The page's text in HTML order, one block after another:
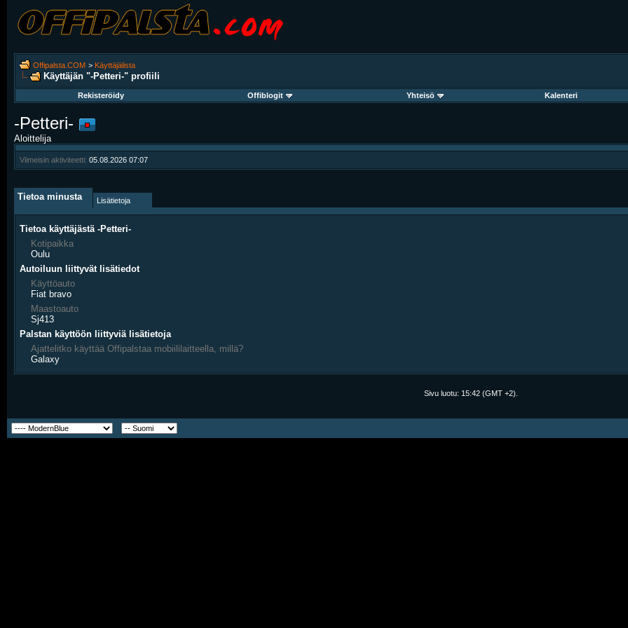
Offipalsta.COM > Käyttäjälista
Käyttäjän "-Petteri-" profiili
Rekisteröidy
Offiblogit Yhteisö Kalenteri
-Petteri-
Aloittelija
Viimeisin aktiviteetti: 05.08.2026 07:07
Tietoa minusta Lisätietoja
Tietoa käyttäjästä -Petteri-
Kotipaikka
Oulu
Autoiluun liittyvät lisätiedot
Käyttöauto
Fiat bravo
Maastoauto
Sj413
Palstan käyttöön liittyviä lisätietoja
Ajattelitko käyttää Offipalstaa mobiililaitteella, millä?
Galaxy
Sivu luotu: 15:42 (GMT +2).